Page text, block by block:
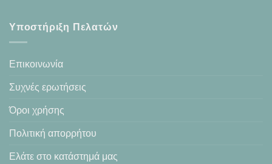
Υποστήριξη Πελατών
Επικοινωνία
Συχνές ερωτήσεις
Όροι χρήσης
Πολιτική απορρήτου
Ελάτε στο κατάστημά μας